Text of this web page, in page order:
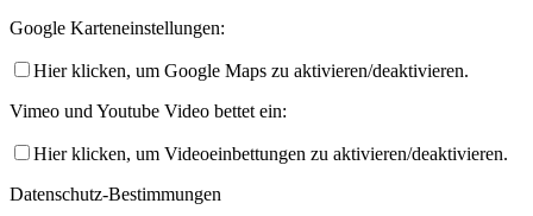
Google Karteneinstellungen:
Hier klicken, um Google Maps zu aktivieren/deaktivieren.
Vimeo und Youtube Video bettet ein:
Hier klicken, um Videoeinbettungen zu aktivieren/deaktivieren.
Datenschutz-Bestimmungen